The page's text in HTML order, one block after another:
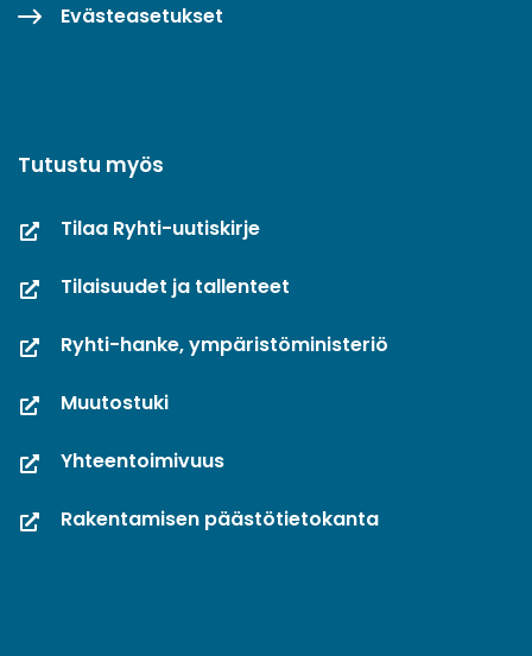
Evästeasetukset
Tutustu myös
Tilaa Ryhti-uutiskirje
Tilaisuudet ja tallenteet
Ryhti-hanke, ympäristöministeriö
Muutostuki
Yhteentoimivuus
Rakentamisen päästötietokanta